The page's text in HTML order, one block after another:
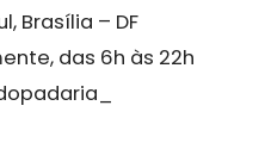
Brasília – DF
das 6h às 22h